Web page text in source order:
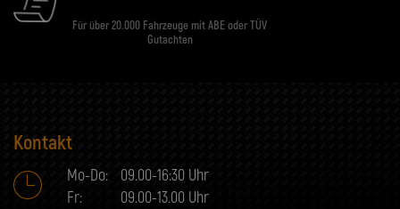
Für über 20.000 Fahrzeuge mit ABE oder TÜV
Gutachten
Kontakt
Mo-Do:
09.00-16:30 Uhr
Fr:
09.00-13.00 Uhr